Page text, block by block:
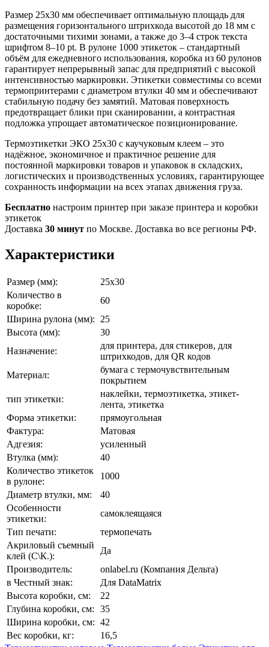
Размер 25x30 мм обеспечивает оптимальную площадь для
размещения горизонтального штрихкода высотой до 18 мм с
достаточными тихими зонами, а также до 3–4 строк текста
шрифтом 8–10 pt. В рулоне 1000 этикеток – стандартный
объём для ежедневного использования, коробка из 60 рулонов
гарантирует непрерывный запас для предприятий с высокой
интенсивностью маркировки. Этикетки совместимы со всеми
термопринтерами с диаметром втулки 40 мм и обеспечивают
стабильную подачу без замятий. Матовая поверхность
предотвращает блики при сканировании, а контрастная
подложка упрощает автоматическое позиционирование.
Термоэтикетки ЭКО 25x30 с каучуковым клеем – это
надёжное, экономичное и практичное решение для
постоянной маркировки товаров и упаковок в складских,
логистических и производственных условиях, гарантирующее
сохранность информации на всех этапах движения груза.
Бесплатно настроим принтер при заказе принтера и коробки
этикеток
Доставка 30 минут по Москве. Доставка во все регионы РФ.
Характеристики
Размер (мм):
25x30
Количество в
коробке:
60
Ширина рулона (мм):
25
Высота (мм):
30
Назначение:
для принтера, для стикеров, для
штрихкодов, для QR кодов
Материал:
бумага с термочувствительным
покрытием
тип этикетки:
наклейки, термоэтикетка, этикет-
лента, этикетка
Форма этикетки:
прямоугольная
Фактура:
Матовая
Адгезия:
усиленный
Втулка (мм):
40
Количество этикеток
в рулоне:
1000
Диаметр втулки, мм:
40
Особенности
этикетки:
самоклеящаяся
Тип печати:
термопечать
Акриловый съемный
клей (С\К.):
Да
Производитель:
onlabel.ru (Компания Дельта)
в Честный знак:
Для DataMatrix
Высота коробки, см:
22
Глубина коробки, см:
35
Ширина коробки, см: 42
Вес коробки, кг:
16,5